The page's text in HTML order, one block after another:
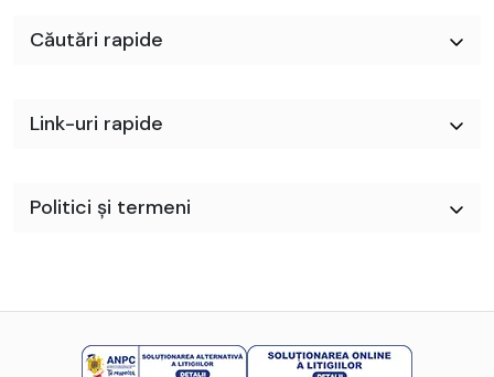
Căutări rapide
Link-uri rapide
Politici și termeni